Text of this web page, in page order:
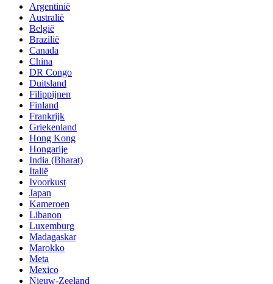
Argentinië
Australië
België
Brazilië
Canada
China
DR Congo
Duitsland
Filippijnen
Finland
Frankrijk
Griekenland
Hong Kong
Hongarije
India (Bharat)
Italië
Ivoorkust
Japan
Kameroen
Libanon
Luxemburg
Madagaskar
Marokko
Meta
Mexico
Nieuw-Zeeland